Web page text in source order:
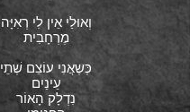
וְאוּלַי אֵין לִי רְאִיָּה
מֶרְחָבִית
כְּשֶאֲנִי עוֹצֵם שְׁתֵי
עֵינַיִם
נִדְלָק הָאוֹר